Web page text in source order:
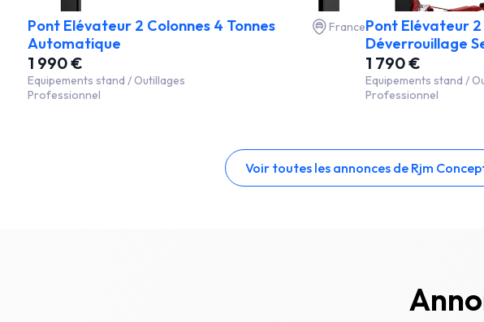
Pont Elévateur 2 Colonnes 4 Tonnes
Automatique
France
1 990 €
Equipements stand / Outillages
Professionnel
Pont Elévateur 2
Déverrouillage
1 790 €
Equipements stand /
Professionnel
Voir toutes les annonces de Rjm